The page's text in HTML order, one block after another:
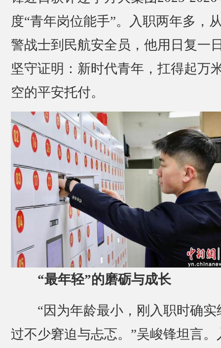
度“青年岗位能手”。入职两年多，
警战士到民航安全员，他用日复一
坚守证明：新时代青年，扛得起万
空的平安托付。
“最年轻”的磨砺与成长
“因为年龄最小，刚入职时确实
过不少窘迫与忐忑。”吴峻锋坦言。